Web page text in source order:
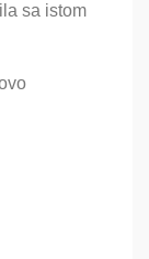
sa istom